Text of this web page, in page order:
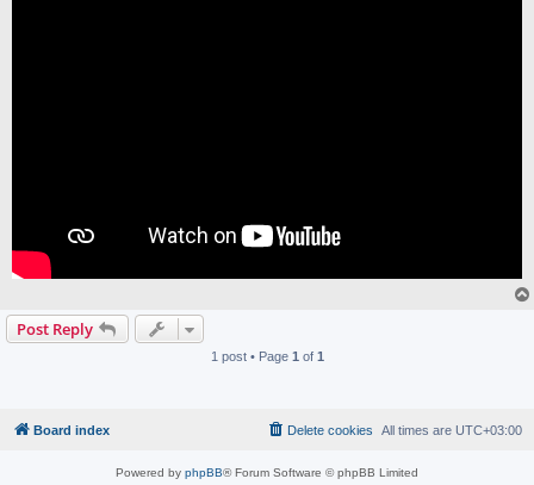
Post Reply
1 post • Page 1 of 1
Board index All times are UTC+03:00
Delete cookies
Powered by phpBB® Forum Software © phpBB Limited